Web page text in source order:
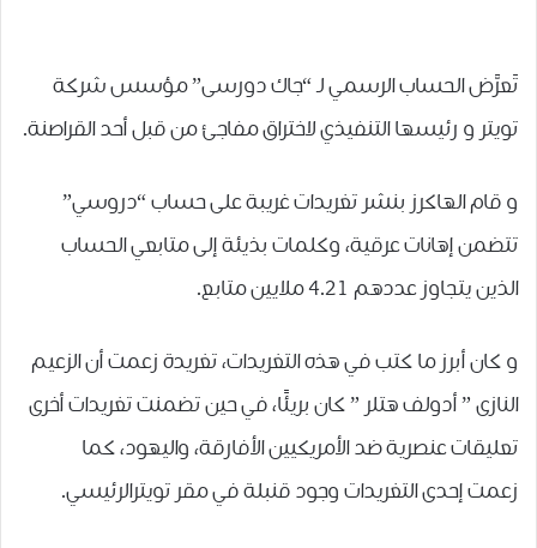
تَعرَّض الحساب الرسمي لـ “ﺟﺎﻙ ﺩﻭﺭﺳﻰ” مؤسس شركة
تويتر و رئيسها التنفيذي لاختراق مفاجئ من قبل أحد القراصنة.
و قام الهاكرز بنشر تغريدات غريبة على حساب “دروسي”
ﺗﺘﻀﻤﻦ ﺇﻫﺎﻧﺎﺕ ﻋﺮﻗﻴﺔ، ﻭﻛﻠﻤﺎﺕ ﺑﺬﻳﺌﺔ ﺇﻟﻰ ﻣﺘﺎﺑﻌﻲ ﺍﻟﺤﺴﺎﺏ
ﺍﻟﺬﻳﻦ ﻳﺘﺠﺎﻭﺯ ﻋﺪﺩﻫﻢ 4.21 ﻣﻼﻳﻴﻦ ﻣﺘﺎﺑﻊ.
و كان ﺃﺑﺮﺯ ﻣﺎ ﻛﺘﺐ ﻓﻲ ﻫﺬﻩ ﺍﻟﺘﻐﺮﻳﺪﺍﺕ، تغريدة ﺯﻋﻤﺖ ﺃﻥ ﺍﻟﺰﻋﻴﻢ
ﺍﻟﻨﺎﺯﻯ ” ﺃﺩﻭﻟﻒ ﻫﺘﻠﺮ ” ﻛﺎﻥ ﺑﺮﻳﺌًﺎ، ﻓﻲ ﺣﻴﻦ ﺗﻀﻤﻨﺖ ﺗﻐﺮﻳﺪﺍﺕ ﺃﺧﺮﻯ
ﺗﻌﻠﻴﻘﺎﺕ ﻋﻨﺼﺮﻳﺔ ﺿﺪ ﺍﻷﻣﺮﻳﻜﻴﻴﻦ ﺍﻷﻓﺎﺭﻗﺔ، ﻭﺍﻟﻴﻬﻮﺩ، ﻛﻤﺎ
ﺯﻋﻤﺖ ﺇﺣﺪﻯ ﺍﻟﺘﻐﺮﻳﺪﺍﺕ ﻭﺟﻮﺩ ﻗﻨﺒﻠﺔ ﻓﻲ ﻣﻘﺮ ﺗﻮﻳﺘﺮﺍﻟﺮﺋﻴﺴﻲ.